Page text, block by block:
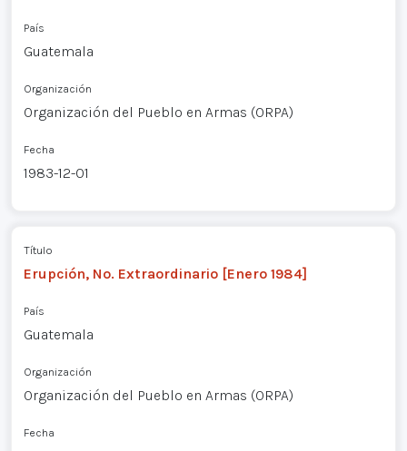
País
Guatemala
Organización
Organización del Pueblo en Armas (ORPA)
Fecha
1983-12-01
Título
Erupción, No. Extraordinario [Enero 1984]
País
Guatemala
Organización
Organización del Pueblo en Armas (ORPA)
Fecha